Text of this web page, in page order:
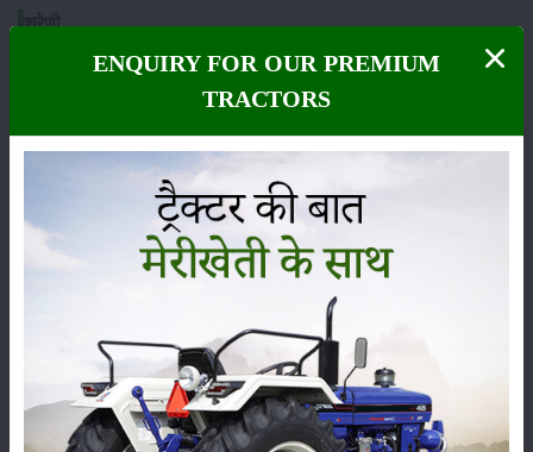
श्रेणी
फसल
कृषि यंत्र समाचार
ENQUIRY FOR OUR PREMIUM
TRACTORS